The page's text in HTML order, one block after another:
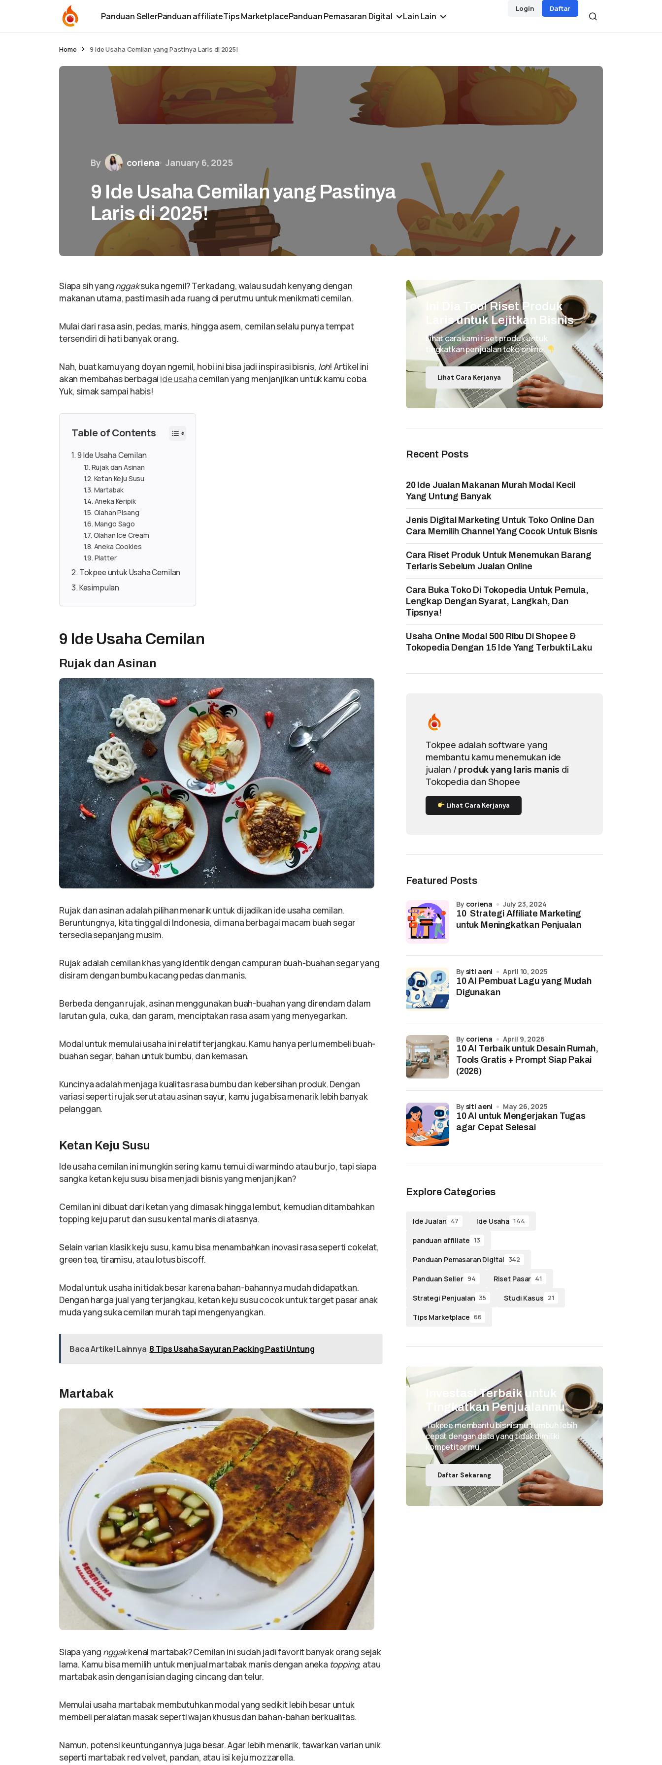
Panduan SellerPanduan affiliateTips MarketplacePanduan Pemasaran Digital Lain Lain
Login Daftar
Home 9 Ide Usaha Cemilan yang Pastinya Laris di 2025!
By coriena January 6, 2025
9 Ide Usaha Cemilan yang Pastinya
Laris di 2025!
Siapa sih yangnggaksuka ngemil? Terkadang, walau sudah kenyang dengan
makanan utama, pasti masih ada ruang di perutmu untuk menikmati cemilan.
Mulai dari rasa asin, pedas, manis, hingga asem, cemilan selalu punya tempat
tersendiri di hati banyak orang.
Nah, buat kamu yang doyan ngemil, hobi ini bisa jadi inspirasi bisnis, loh! Artikel ini
akan membahas berbagai ide usahacemilan yang menjanjikan untuk kamu coba.
Yuk, simak sampai habis!
Table of Contents
9 Ide Usaha Cemilan
Rujak dan Asinan
Ketan Keju Susu
Martabak
Aneka Keripik
Olahan Pisang
Mango Sago
Olahan Ice Cream
Aneka Cookies
Platter
Tokpee untuk Usaha Cemilan
Kesimpulan
9 Ide Usaha Cemilan
Rujak dan Asinan
Rujak dan asinan adalah pilihan menarik untuk dijadikan ide usaha cemilan.
Beruntungnya, kita tinggal di Indonesia, di mana berbagai macam buah segar
tersedia sepanjang musim.
Rujak adalah cemilan khas yang identik dengan campuran buah-buahan segar yang
disiram dengan bumbu kacang pedas dan manis.
Berbeda dengan rujak, asinan menggunakan buah-buahan yang direndam dalam
larutan gula, cuka, dan garam, menciptakan rasa asam yang menyegarkan.
Modal untuk memulai usaha ini relatif terjangkau. Kamu hanya perlu membeli buah-
buahan segar, bahan untuk bumbu, dan kemasan.
Kuncinya adalah menjaga kualitas rasa bumbu dan kebersihan produk. Dengan
variasi seperti rujak serut atau asinan sayur, kamu juga bisa menarik lebih banyak
pelanggan.
Ketan Keju Susu
Ide usaha cemilan ini mungkin sering kamu temui di warmindo atau burjo, tapi siapa
sangka ketan keju susu bisa menjadi bisnis yang menjanjikan?
Cemilan ini dibuat dari ketan yang dimasak hingga lembut, kemudian ditambahkan
topping keju parut dan susu kental manis di atasnya.
Selain varian klasik keju susu, kamu bisa menambahkan inovasi rasa seperti cokelat,
green tea, tiramisu, atau lotus biscoff.
Modal untuk usaha ini tidak besar karena bahan-bahannya mudah didapatkan.
Dengan harga jual yang terjangkau, ketan keju susu cocok untuk target pasar anak
muda yang suka cemilan murah tapi mengenyangkan.
Baca Artikel Lainnya 8 Tips Usaha Sayuran Packing Pasti Untung
Martabak
Siapa yang nggakkenal martabak? Cemilan ini sudah jadi favorit banyak orang sejak
lama. Kamu bisa memilih untuk menjual martabak manis dengan aneka topping, atau
martabak asin dengan isian daging cincang dan telur.
Memulai usaha martabak membutuhkan modal yang sedikit lebih besar untuk
membeli peralatan masak seperti wajan khusus dan bahan-bahan berkualitas.
Namun, potensi keuntungannya juga besar. Agar lebih menarik, tawarkan varian unik
seperti martabak red velvet, pandan, atau isi keju mozzarella.
Ini Dia Tool Riset Produk
Laris untuk Lejitkan Bisnis
Lihat cara kami riset produk untuk
tingkatkan penjualan toko online.
Lihat Cara Kerjanya
Recent Posts
20 Ide Jualan Makanan Murah Modal Kecil
Yang Untung Banyak
Jenis Digital Marketing Untuk Toko Online Dan
Cara Memilih Channel Yang Cocok Untuk Bisnis
Cara Riset Produk Untuk Menemukan Barang
Terlaris Sebelum Jualan Online
Cara Buka Toko Di Tokopedia Untuk Pemula,
Lengkap Dengan Syarat, Langkah, Dan
Tipsnya!
Usaha Online Modal 500 Ribu Di Shopee &
Tokopedia Dengan 15 Ide Yang Terbukti Laku
Tokpee adalah software yang
membantu kamu menemukan ide
jualan / produk yang laris manis di
Tokopedia dan Shopee
Lihat Cara Kerjanya
Featured Posts
10 Strategi Affiliate Marketing
untuk Meningkatkan Penjualan
by coriena July 23, 2024
10 AI Pembuat Lagu yang Mudah
Digunakan
by siti aeni April 10, 2025
10 AI Terbaik untuk Desain Rumah,
Tools Gratis + Prompt Siap Pakai
(2026)
by coriena April 9, 2026
10 AI untuk Mengerjakan Tugas
agar Cepat Selesai
by siti aeni May 26, 2025
Explore Categories
Ide Jualan 47 Ide Usaha 144
panduan affiliate 13
Panduan Pemasaran Digital 342
Panduan Seller 94 Riset Pasar 41
Strategi Penjualan 35 Studi Kasus 21
Tips Marketplace 66
Investasi Terbaik untuk
Tingkatkan Penjualanmu
Tokpee membantu bisnismu tumbuh lebih
cepat dengan data yang tidak dimiliki
kompetitor mu.
Daftar Sekarang